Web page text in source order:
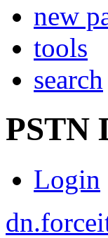
new
tools
search
PSTN
Login